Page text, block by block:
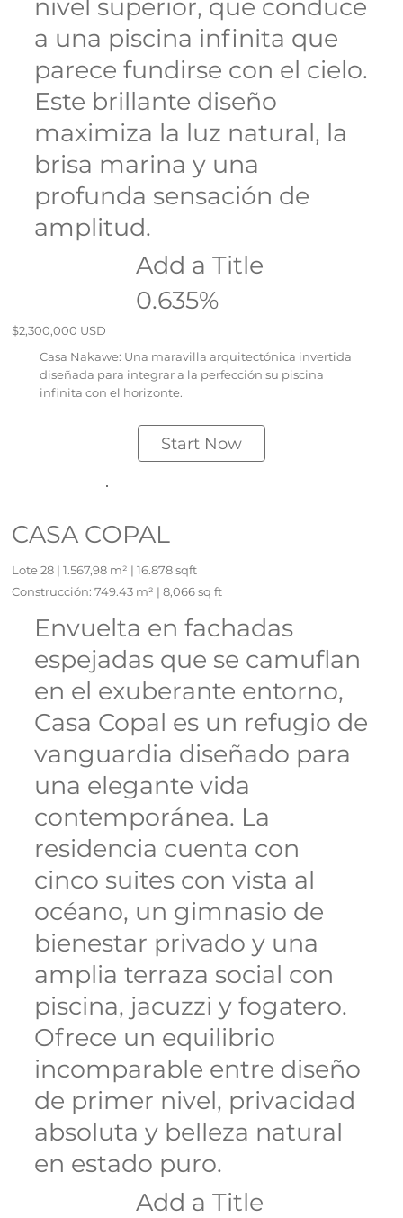
nivel superior, que conduce
a una piscina infinita que
parece fundirse con el cielo.
Este brillante diseño
maximiza la luz natural, la
brisa marina y una
profunda sensación de
amplitud.
Add a Title
0.635%
$2,300,000 USD
Casa Nakawe: Una maravilla arquitectónica invertida
diseñada para integrar a la perfección su piscina
infinita con el horizonte.
Start Now
CASA COPAL
Envuelta en fachadas
espejadas que se camuflan
en el exuberante entorno,
Casa Copal es un refugio de
vanguardia diseñado para
una elegante vida
contemporánea. La
residencia cuenta con
cinco suites con vista al
océano, un gimnasio de
bienestar privado y una
amplia terraza social con
piscina, jacuzzi y fogatero.
Ofrece un equilibrio
incomparable entre diseño
de primer nivel, privacidad
absoluta y belleza natural
en estado puro.
Lote 28 | 1.567,98 m² | 16.878 sqft
Construcción: 749.43 m² | 8,066 sq ft
Add a Title